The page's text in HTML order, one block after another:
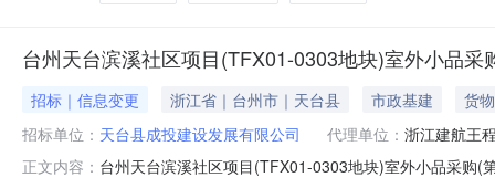
台州天台滨溪社区项目(TFX01-0303地块)室外小品采
招标｜信息变更 浙江省｜台州市｜天台县 市政基建
货物
招标单位： 天台县成投建设发展有限公司 代理单位： 浙江建航王
正文内容： 台州天台滨溪社区项目(TFX01-0303地块)室外小品采购